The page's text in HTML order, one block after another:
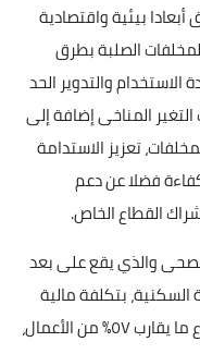
بيئية واقتصادية
الصلبة بطرق
والتدوير الحد
المناخى إضافة إلى
تعزيز الاستدامة
فضلا عن دعم
القطاع الخاص.
والذي يقع على بعد
السكنية، بتكلفة مالية
١٠٨ مليون جنية، بلغت نسبة إنجاز المشروع ما يقارب ٥٧% من الأعمال،